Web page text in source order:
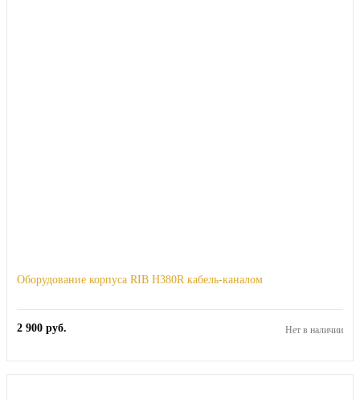
Оборудование корпуса RIB H380R кабель-каналом
2 900 руб. Нет в наличии